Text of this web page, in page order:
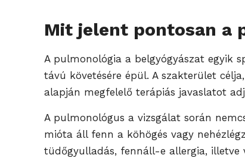
Mit jelent pontosan a
A pulmonológia a belgyógyászat egyik
távú követésére épül. A szakterület
alapján megfelelő terápiás javaslatot
A pulmonológus a vizsgálat során
mióta áll fenn a köhögés vagy
tüdőgyulladás, fennáll-e allergia,